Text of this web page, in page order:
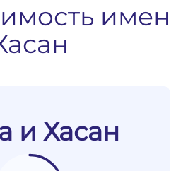
имен
и Хасан